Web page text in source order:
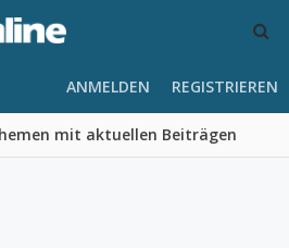
mit aktuellen Beiträgen
ANMELDEN REGISTRIEREN